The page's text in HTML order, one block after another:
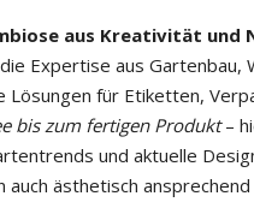
aus Kreativität und
Expertise aus Gartenbau,
Lösungen für Etiketten,
bis zum fertigen Produkt–
und aktuelle
auch ästhetisch ansprechend